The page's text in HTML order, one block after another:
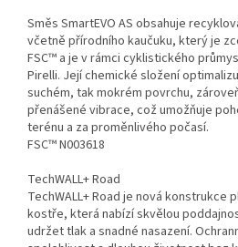
Směs SmartEVO AS obsahuje
včetně přírodního kaučuku, který je
FSC™ a je v rámci cyklistického
Pirelli. Její chemické složení
suchém, tak mokrém povrchu,
přenášené vibrace, což umožňuje
terénu a za proměnlivého počasí.
FSC™ N003618
TechWALL+ Road
TechWALL+ Road je nová konstrukce
kostře, která nabízí skvělou
udržet tlak a snadné nasazení.